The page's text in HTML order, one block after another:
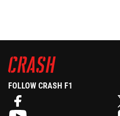
FOLLOW CRASH F1